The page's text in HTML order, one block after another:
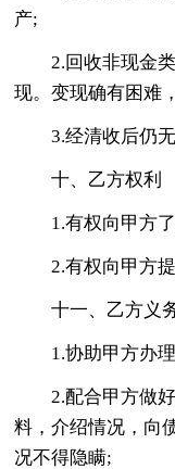
产;
2.回收非现金
现。变现确有困难
3.经清收后仍
十、乙方权利
1.有权向甲方
2.有权向甲方
十一、乙方义
1.协助甲方办
2.配合甲方做
料，介绍情况，向
况不得隐瞒;